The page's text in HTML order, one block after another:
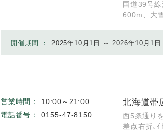
国道39号
600m、大
開催期間 ： 2025年10月1日 ～ 2026年10月1日
営業時間：
10:00～21:00
電話番号：
0155-47-8150
北海道帯
西5条通り
差点右折､ｲ